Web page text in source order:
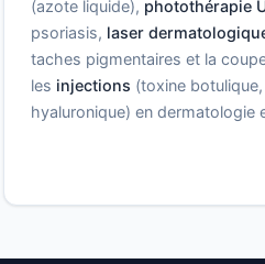
(azote liquide), photothérapie
psoriasis, laser
taches pigmentaires et la
les injections (toxine
hyaluronique) en dermatologie